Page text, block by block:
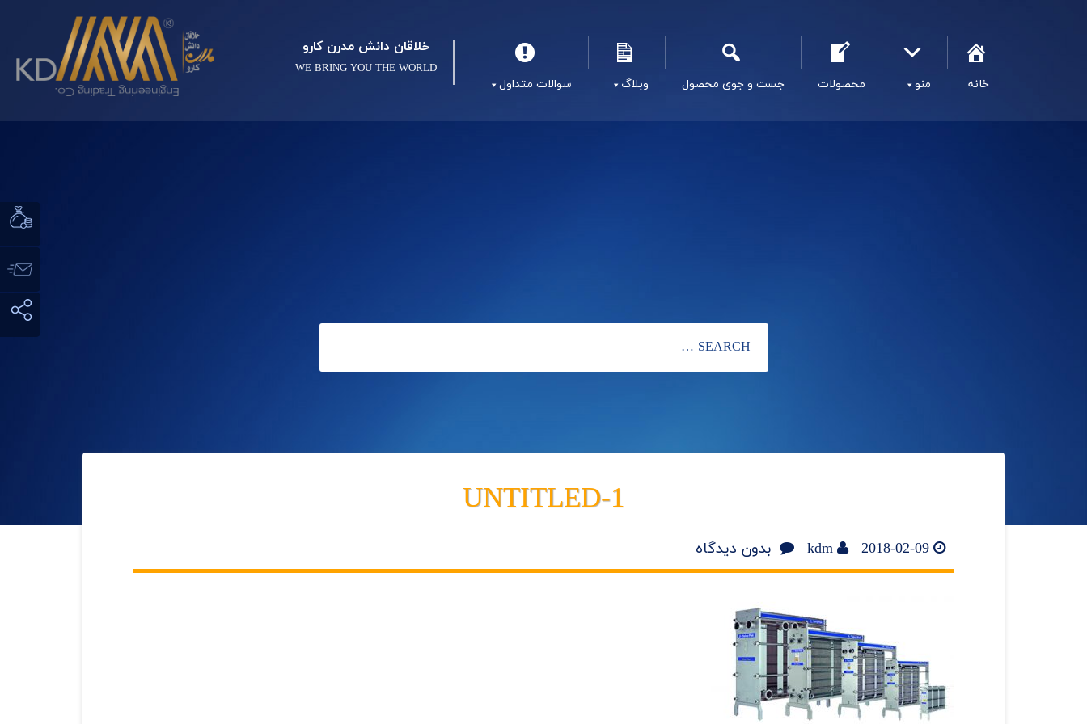
خلاقان دانش مدرن کارو
WE BRING YOU THE WORLD
خانه منو محصولات جست و جوی محصول وبلاگ سوالات متداول
UNTITLED-1
2018-02-09
kdm بدون دیدگاه